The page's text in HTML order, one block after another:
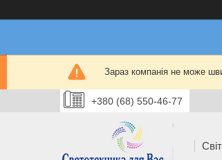
Зараз компанія не може
+380 (68) 550-46-77